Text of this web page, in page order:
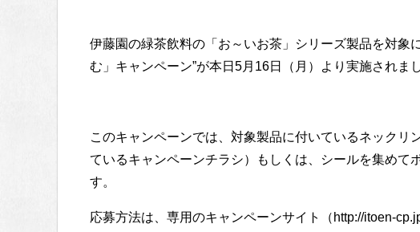
伊藤園の緑茶飲料の「お～いお茶」シリーズ製品を対象
む」キャンペーン”が本日5月16日（月）より実施されまし
このキャンペーンでは、対象製品に付いているネックリ
ているキャンペーンチラシ）もしくは、シールを集めて
す。
応募方法は、専用のキャンペーンサイト（http://itoen-